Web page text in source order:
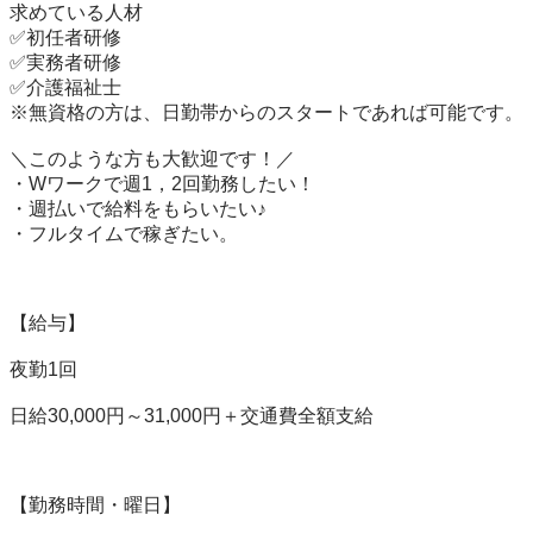
求めている人材
✅初任者研修
✅実務者研修
✅介護福祉士
※無資格の方は、日勤帯からのスタートであれば可能です。
＼このような方も大歓迎です！／
・Wワークで週1，2回勤務したい！
・週払いで給料をもらいたい♪
・フルタイムで稼ぎたい。
【給与】
夜勤1回
日給30,000円～31,000円＋交通費全額支給
【勤務時間・曜日】